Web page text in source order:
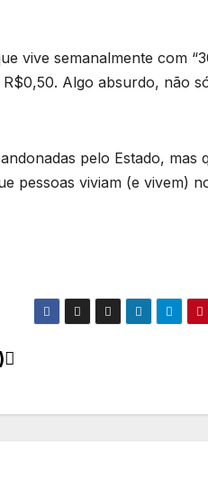
vive semanalmente com
Algo absurdo, não
pelo Estado, mas
pessoas viviam (e vivem)